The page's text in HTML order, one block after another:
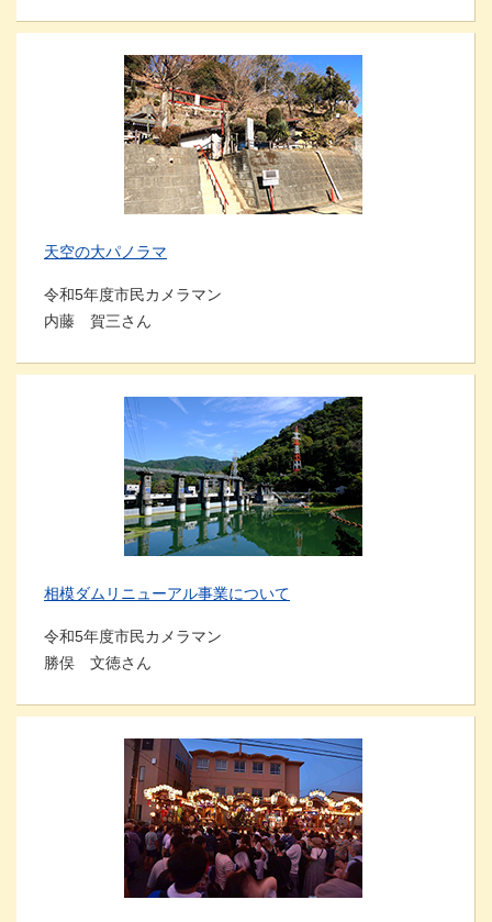
天空の大パノラマ
令和5年度市民カメラマン
内藤 賀三さん
相模ダムリニューアル事業について
令和5年度市民カメラマン
勝俣 文徳さん